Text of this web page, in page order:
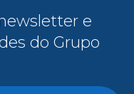
e
do Grupo